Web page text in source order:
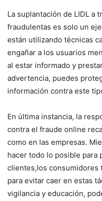
La suplantación de LIDL a
fraudulentas es solo un
están utilizando técnicas
engañar a los usuarios
al estar informado y
advertencia, puedes
información contra este
En última instancia, la
contra el fraude online
como en las empresas.
hacer todo lo posible para
clientes,los consumidores
para evitar caer en estas
vigilancia y educación,